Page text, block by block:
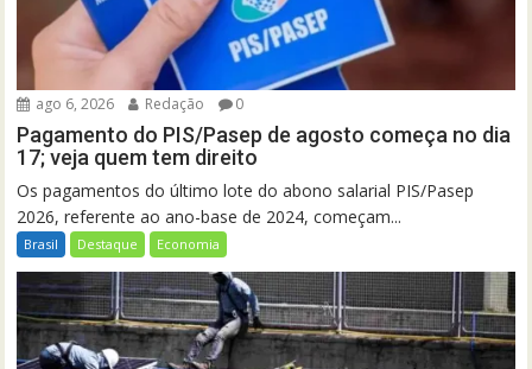
ago 6, 2026 Redação 0
Pagamento do PIS/Pasep de agosto começa no dia
17; veja quem tem direito
Os pagamentos do último lote do abono salarial PIS/Pasep
2026, referente ao ano-base de 2024, começam...
Brasil Destaque Economia